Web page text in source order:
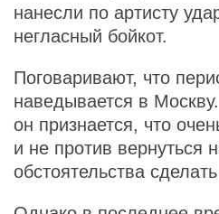
нанесли по артисту
негласный бойкот.
Поговаривают, что
наведывается в
он признается, что
и не против вернуться
обстоятельства